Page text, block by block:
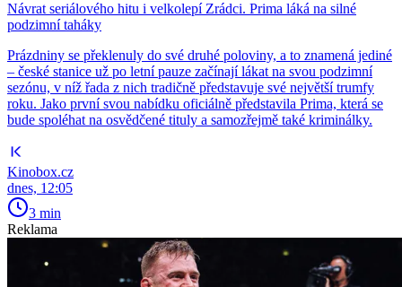
Návrat seriálového hitu i velkolepí Zrádci. Prima láká na silné
podzimní taháky
Prázdniny se překlenuly do své druhé poloviny, a to znamená jediné
– české stanice už po letní pauze začínají lákat na svou podzimní
sezónu, v níž řada z nich tradičně představuje své největší trumfy
roku. Jako první svou nabídku oficiálně představila Prima, která se
bude spoléhat na osvědčené tituly a samozřejmě také kriminálky.
Kinobox.cz
dnes, 12:05
3 min
Reklama